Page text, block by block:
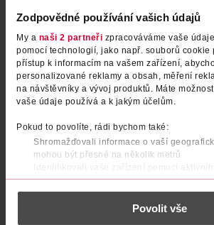
Zodpovědné používání vašich údajů
My a naši 2 partneři zpracováváme vaše
pomocí technologií, jako např. souborů cookie
přístup k informacím na vašem zařízení,
personalizované reklamy a obsah, měření
na návštěvníky a vývoj produktů. Máte
vaše údaje používá a k jakým účelům.
Pokud to povolíte, rádi bychom také:
Shromažďovali informace o vaší
mohou být přesné na několik metrů
Identifikovali vaše zařízení pomocí
konkrétní charakteristiky (otisk prstu)
Zjistěte více o tom, jak zpracováváme vaše
části s podrobnostmi . Svůj
Povolit vše
Lesk na rty Precious Shine 10
Shiny Nude
miss sporty
99.90 Kč
Lesk na
Blushing